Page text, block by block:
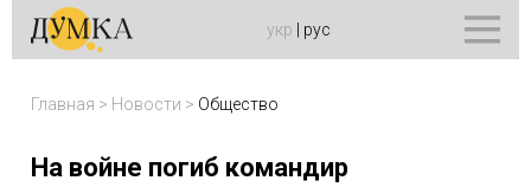
укр рус
Главная > Новости > Общество
На войне погиб командир